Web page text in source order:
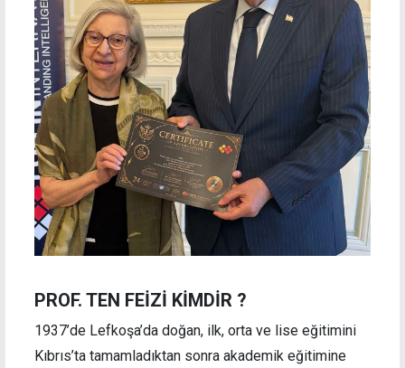
PROF. TEN FEİZİ KİMDİR ?
1937’de Lefkoşa’da doğan, ilk, orta ve lise eğitimini
Kıbrıs’ta tamamladıktan sonra akademik eğitimine